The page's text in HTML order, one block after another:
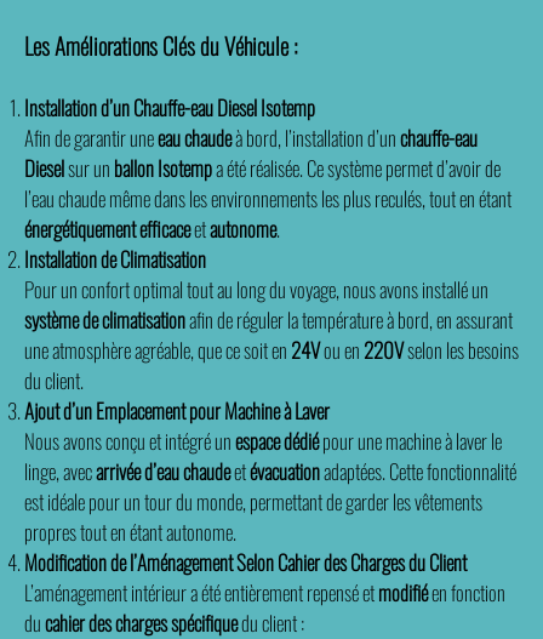
Les Améliorations Clés du Véhicule :
Installation d’un Chauffe-eau Diesel Isotemp
Afin de garantir uneeau chaudeà bord, l’installation d’unchauffe-eau
Dieselsur un ballon Isotempa été réalisée. Ce système permet d’avoir de
l’eau chaude même dans les environnements les plus reculés, tout en étant
énergétiquement efficaceetautonome.
Installation de Climatisation
Pour un confort optimal tout au long du voyage, nous avons installé un
système de climatisationafin de réguler la température à bord, en assurant
une atmosphère agréable, que ce soit en 24Vou en 220Vselon les besoins
du client.
Ajout d’un Emplacement pour Machine à Laver
Nous avons conçu et intégré unespace dédiépour une machine à laver le
linge, avecarrivée d’eau chaudeetévacuationadaptées. Cette fonctionnalité
est idéale pour un tour du monde, permettant de garder les vêtements
propres tout en étant autonome.
Modification de l’Aménagement Selon Cahier des Charges du Client
L’aménagement intérieur a été entièrement repensé etmodifiéen fonction
ducahier des charges spécifiquedu client :